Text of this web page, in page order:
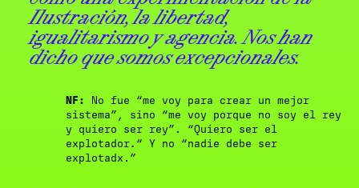
Ilustración, la libertad,
igualitarismo y agencia. Nos han
dicho que somos excepcionales.
NF: No fue “me voy para crear un mejor
sistema”, sino
“me voy porque no soy el rey
y quiero ser rey”.
“Quiero ser el
explotador. “ Y no “nadie debe ser
explotadx.”